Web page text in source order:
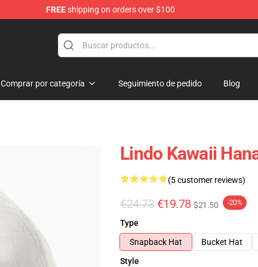
FREEshipping on orders over $100
Comprar por categoría Seguimiento de pedido Blog
Lindo Kawaii
(5 customer reviews)
€24.73 €19.78 $21.50 -20%
Type
Snapback Hat
Bucket Hat
Style